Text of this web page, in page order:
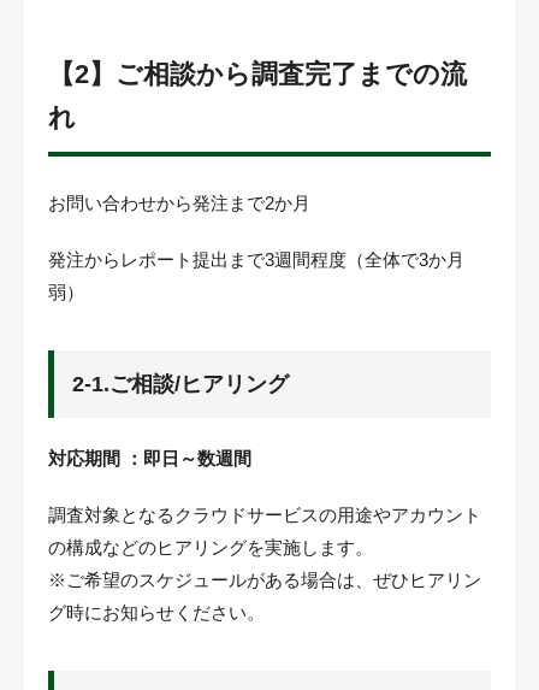
【2】ご相談から調査完了までの流
れ
お問い合わせから発注まで2か月
発注からレポート提出まで3週間程度（全体で3か月
弱）
2-1.ご相談/ヒアリング
対応期間 ：即日～数週間
調査対象となるクラウドサービスの用途やアカウント
の構成などのヒアリングを実施します。
※ご希望のスケジュールがある場合は、ぜひヒアリン
グ時にお知らせください。